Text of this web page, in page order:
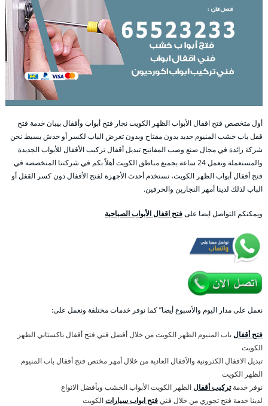
أول متخصص فتح اقفال الأبواب الظهر الكويت نجار فتح أبواب وأقفال بيبان خدمة فتح
قفل باب خشب المنيوم حديد بدون مفتاح وبدون تعرض الباب لكسر أو خدش بسيط نحن
شركة رائدة في مجال صنع وصب المفاتيح تبديل أقفال تركيب الأقفال للأبواب الجديدة
والمستعملة ونعمل 24 ساعة بجميع مناطق الكويت أهلاً بكم في شركتنا المتخصصة في
فتح أقفال أبواب الظهر الكويت، نستخدم أحدث الأجهزة لفتح الأقفال دون كسر القفل أو
الباب لذلك لدينا أمهر النجارين والحرفين.
ويمكنكم التواصل ايضا علىفتح اقفال الأبواب الصباحية
نعمل على مدار اليوم والأسبوع أيضا” كما نوفر خدمات مختلفة ونعمل على:
فتح أقفالباب المنيوم الظهر الكويت من خلال أفضل فني فتح أقفال باكستاني الظهر
الكويت
تبديل الاقفال الكترونية والأقفال العادية من خلال أمهر مختص فتح أقفال باب المنيوم
الظهر الكويت
نوفر خدمةتركيب أقفالالظهر الكويت الأبواب الخشب وبأفضل الانواع
لدينا خدمة فتح تجوري من خلال فنيفتح ابواب سياراتالكويت